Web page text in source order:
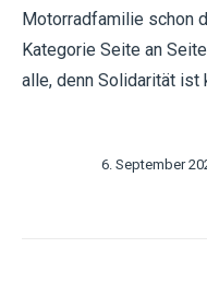
Motorradfamilie schon
Kategorie Seite an
alle, denn Solidarität ist
6. September